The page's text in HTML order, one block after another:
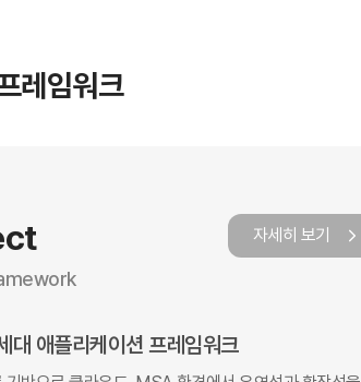
레임워크
대 애플리케이션 프레임워크​
자세히 보기